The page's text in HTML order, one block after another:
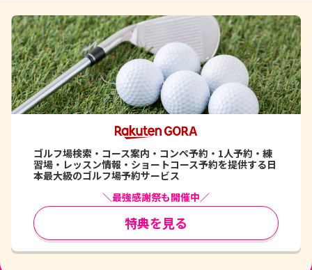
ゴルフ場検索・コース案内・コンペ予約・1人予約・練
習場・レッスン情報・ショートコース予約を提供する日
本最大級のゴルフ場予約サービス
＼最強感謝祭も開催中／
特典を見る